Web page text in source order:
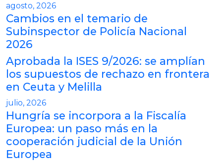
agosto, 2026
Cambios en el temario de
Subinspector de Policía Nacional
2026
Aprobada la ISES 9/2026: se amplían
los supuestos de rechazo en frontera
en Ceuta y Melilla
julio, 2026
Hungría se incorpora a la Fiscalía
Europea: un paso más en la
cooperación judicial de la Unión
Europea